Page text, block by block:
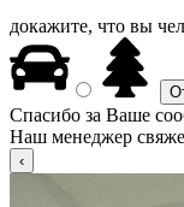
докажите, что вы
Спасибо за Ваше
Наш менеджер